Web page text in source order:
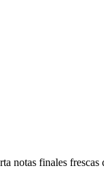
notas finales frescas